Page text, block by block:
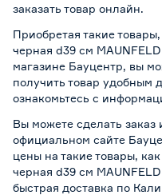
заказать товар онлайн.
Приобретая такие
черная d39 см
магазине Бауцентр, вы
получить товар удобным
ознакомьтесь с
Вы можете сделать заказ
официальном сайте
цены на такие товары,
черная d39 см
быстрая доставка по